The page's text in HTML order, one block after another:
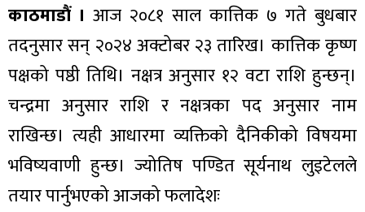
काठमाडौं । आज २०८१ साल कात्तिक ७ गते बुधबार
तदनुसार सन् २०२४ अक्टोबर २३ तारिख। कात्तिक कृष्ण
पक्षको पष्ठी तिथि। नक्षत्र अनुसार १२ वटा राशि हुन्छन्।
चन्द्रमा अनुसार राशि र नक्षत्रका पद अनुसार नाम
राखिन्छ। त्यही आधारमा व्यक्तिको दैनिकीको विषयमा
भविष्यवाणी हुन्छ। ज्योतिष पण्डित सूर्यनाथ लुइटेलले
तयार पार्नुभएको आजको फलादेशः